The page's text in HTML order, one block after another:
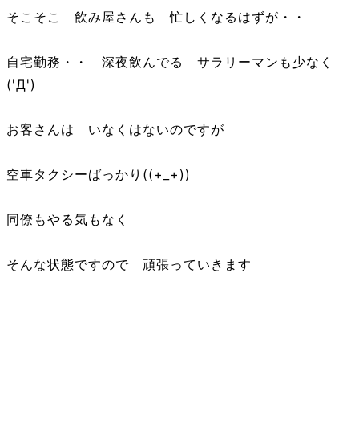
そこそこ 飲み屋さんも 忙しくなるはずが・・
自宅勤務・・ 深夜飲んでる サラリーマンも少なく
('Д')
お客さんは いなくはないのですが
空車タクシーばっかり((+_+))
同僚もやる気もなく
そんな状態ですので 頑張っていきます